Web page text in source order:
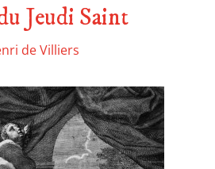
Jeudi Saint
de Villiers